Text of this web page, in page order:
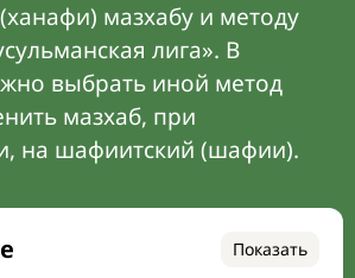
мазхабу и методу
лига». В
выбрать иной метод
мазхаб, при
на шафиитский (шафии).
Показать